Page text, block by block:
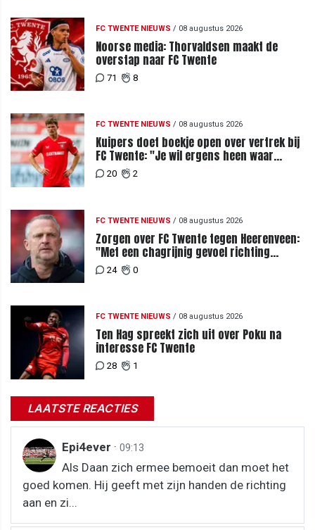
FC TWENTE NIEUWS / 08 augustus 2026
Noorse media: Thorvaldsen maakt de
overstap naar FC Twente
71 8
FC TWENTE NIEUWS / 08 augustus 2026
Kuipers doet boekje open over vertrek bij
FC Twente: "Je wil ergens heen waar
mensen je waarderen"
20 2
FC TWENTE NIEUWS / 08 augustus 2026
Zorgen over FC Twente tegen Heerenveen:
"Met een chagrijnig gevoel richting
Slowakije"
24 0
FC TWENTE NIEUWS / 08 augustus 2026
Ten Hag spreekt zich uit over Poku na
interesse FC Twente
28 1
LAATSTE REACTIES
Epi4ever · 09:13
Als Daan zich ermee bemoeit dan moet het
goed komen. Hij geeft met zijn handen de richting
aan en zi...